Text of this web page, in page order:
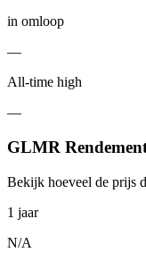
in omloop
—
All-time high
—
GLMR
Bekijk hoeveel de prijs
1 jaar
N/A